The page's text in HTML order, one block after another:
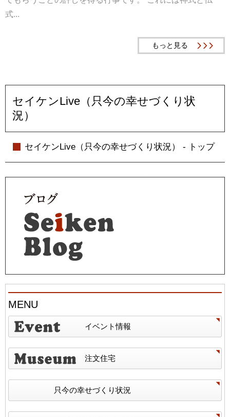
式...
もっと見る
セイケンLive（只今の幸せづくり状
況）
セイケンLive（只今の幸せづくり状況） - トップ
MENU
イベント情報
注文住宅
只今の幸せづくり状況